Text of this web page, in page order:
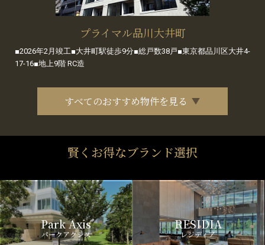
プライマル品川大井町
■2026年2月竣工■大井町駅徒歩9分■総戸数38戸■東京都品川区大井4-
17-16■地上9階 RC造
すべてのおすすめ物件を見る
賢くお得なブランド選択
Park Axis
パークアクシス
RESIDIA
レジディア